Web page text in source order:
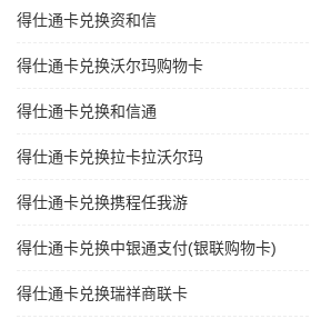
得仕通卡兑换资和信
得仕通卡兑换沃尔玛购物卡
得仕通卡兑换和信通
得仕通卡兑换拉卡拉沃尔玛
得仕通卡兑换携程任我游
得仕通卡兑换中银通支付(银联购物卡)
得仕通卡兑换瑞祥商联卡